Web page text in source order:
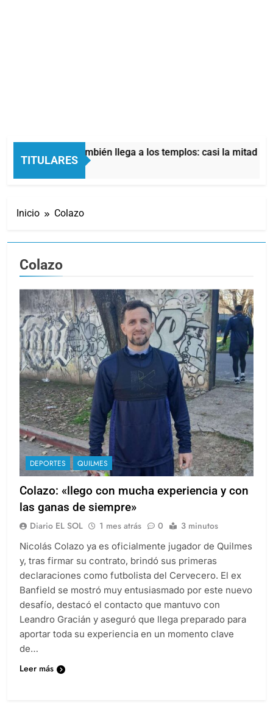
TITULARES
económica también llega a los templos: casi la mitad de
Inicio Colazo
Colazo
DEPORTES QUILMES
Colazo: «llego con mucha experiencia y con
las ganas de siempre»
Diario EL SOL 1 mes atrás 0 3 minutos
Nicolás Colazo ya es oficialmente jugador de Quilmes
y, tras firmar su contrato, brindó sus primeras
declaraciones como futbolista del Cervecero. El ex
Banfield se mostró muy entusiasmado por este nuevo
desafío, destacó el contacto que mantuvo con
Leandro Gracián y aseguró que llega preparado para
aportar toda su experiencia en un momento clave
de…
Leer más